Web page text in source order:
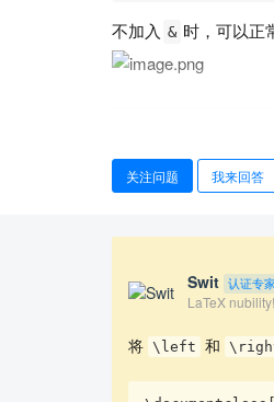
不加入 & 时，可以正
    \left. & + i\frac{e\hbar}{(2m_0c)^2}\mathbf{E}\cdot\mathbf{p} - \frac{e\hbar}{2m_0c}\b
! Extra }, or
<template> }
l.9 \end{frame}
关注问题 我来回答
Swit 认证专家
LaTeX nubility!
将 \left 和